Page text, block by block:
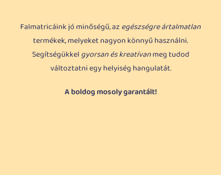
Falmatricáink jó minőségű, az egészségre ártalmatlan
termékek, melyeket nagyon könnyű használni.
Segítségükkelgyorsan és kreatívanmeg tudod
változtatni egy helyiség hangulatát.
A boldog mosoly garantált!